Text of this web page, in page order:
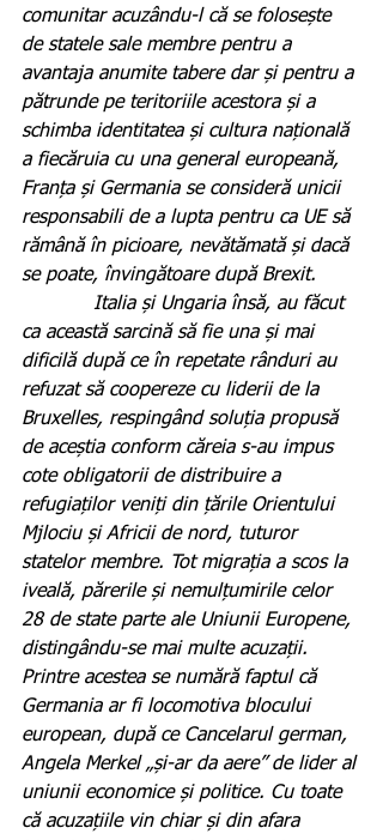
comunitar acuzându-l că se folosește
de statele sale membre pentru a
avantaja anumite tabere dar și pentru a
pătrunde pe teritoriile acestora și a
schimba identitatea și cultura națională
a fiecăruia cu una general europeană,
Franța și Germania se consideră unicii
responsabili de a lupta pentru ca UE să
rămână în picioare, nevătămată și dacă
se poate, învingătoare după Brexit.
ca această sarcină să fie una și mai
dificilă după ce în repetate rânduri au
refuzat să coopereze cu liderii de la
Bruxelles, respingând soluția propusă
de aceștia conform căreia s-au impus
cote obligatorii de distribuire a
refugiaților veniți din țările Orientului
Mjlociu și Africii de nord, tuturor
statelor membre. Tot migrația a scos la
iveală, părerile și nemulțumirile celor
28 de state parte ale Uniunii Europene,
distingându-se mai multe acuzații.
Printre acestea se numără faptul că
Germania ar fi locomotiva blocului
european, după ce Cancelarul german,
Angela Merkel „și-ar da aere” de lider al
uniunii economice și politice. Cu toate
că acuzațiile vin chiar și din afara